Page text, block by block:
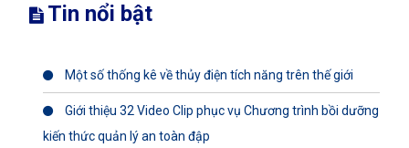
Tin nổi bật
Một số thống kê về thủy điện tích năng trên thế giới
Giới thiệu 32 Video Clip phục vụ Chương trình bồi dưỡng
kiến thức quản lý an toàn đập